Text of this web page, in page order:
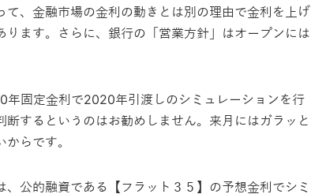
て、金融市場の金利の動きとは別の理由で金利を上げ
ります。さらに、銀行の「営業方針」はオープンには
年固定金利で2020年引渡しのシミュレーションを行
断するというのはお勧めしません。来月にはガラッと
らです。
、公的融資である【フラット３５】の予想金利でシミ